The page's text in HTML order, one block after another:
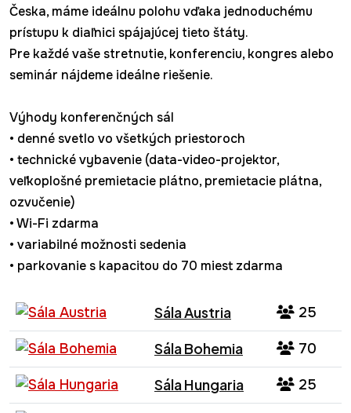
Česka, máme ideálnu polohu vďaka jednoduchému
prístupu k diaľnici spájajúcej tieto štáty.
Pre každé vaše stretnutie, konferenciu, kongres alebo
seminár nájdeme ideálne riešenie.
Výhody konferenčných sál
• denné svetlo vo všetkých priestoroch
• technické vybavenie (data-video-projektor,
veľkoplošné premietacie plátno, premietacie plátna,
ozvučenie)
• Wi-Fi zdarma
• variabilné možnosti sedenia
• parkovanie s kapacitou do 70 miest zdarma
Sála Austria 25
Sála Bohemia 70
Sála Hungaria 25